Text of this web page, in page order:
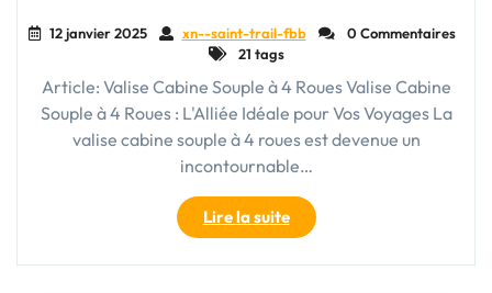
12 janvier 2025 xn--saint-trail-fbb
0 Commentaires
21 tags
Article: Valise Cabine Souple à 4 Roues Valise Cabine
Souple à 4 Roues : L'Alliée Idéale pour Vos Voyages La
valise cabine souple à 4 roues est devenue un
incontournable…
Lire la suite"Valise
Cabine
Souple